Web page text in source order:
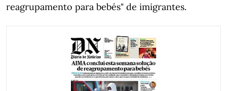
reagrupamento para bebés" de imigrantes.